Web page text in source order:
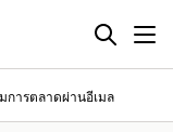
มการตลาดผ่านอีเมล